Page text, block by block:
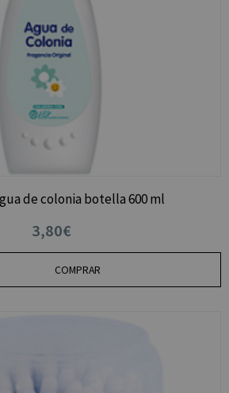
de colonia botella 600 ml
3,80€
COMPRAR